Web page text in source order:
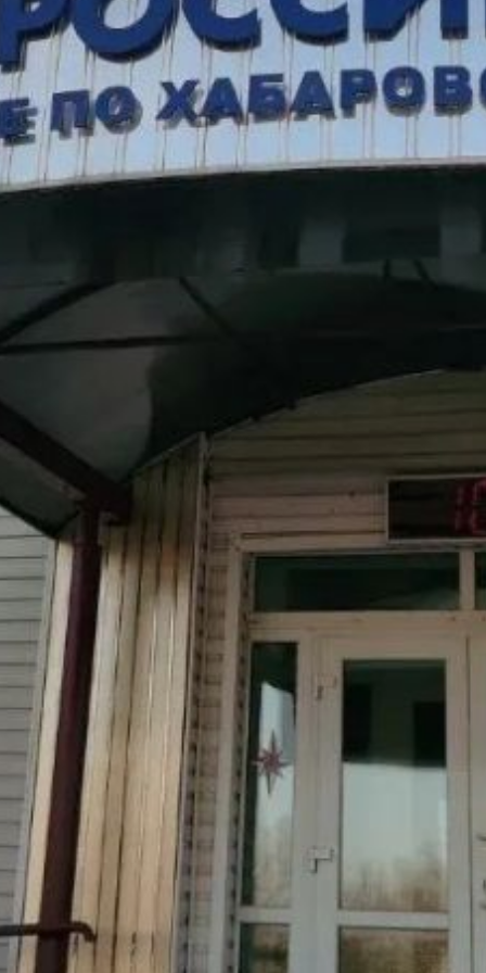
Возгорание охватило
кухонный гарнитур, газовую
плиту и пластиковую
оконную раму на площади
5 кв. м. Квартира получила
повреждения продуктами
горения. Спасатели
эвакуировали трёх человек
с верхних этажей, используя
индивидуальные
России выясняют причины
происшествия.
Спасательные
подразделения три раза
по ликвидации последствий
дорожно‑транспортных
происшествий. В регионе
на маршрутах находятся
пять туристических групп —
всего 35 человек, среди них
шесть детей.
Метеопрогноз
для Хабаровска на текущий
день: ожидается переменная
облачность
с кратковременным
дождём. Ветер
северо‑западный со
скоростью 2–4 м/с.
Температурный диапазон —
от +18 до +23 °C.
В ТЕМУ:
Вокзалы Хабаровска
проверят на доступность
для инвалидов
Читайте нас в соцсетях:
ВКонтакте ,
Одноклассники,
Телеграм
или
Яндекс.Дзен
МАКС
Как вам материал?
Огонь!
Супер
Удивило
Грустно